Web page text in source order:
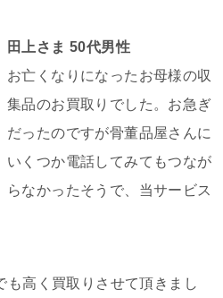
田上さま 50代男性
お亡くなりになったお母様の収
集品のお買取りでした。お急ぎ
だったのですが骨董品屋さんに
いくつか電話してみてもつなが
らなかったそうで、当サービス
も高く買取りさせて頂きまし